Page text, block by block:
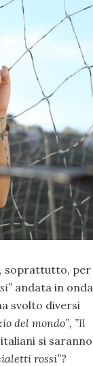
soprattutto, per
andata in onda
svolto diversi
del mondo”, ”Il
si saranno
rossi”?